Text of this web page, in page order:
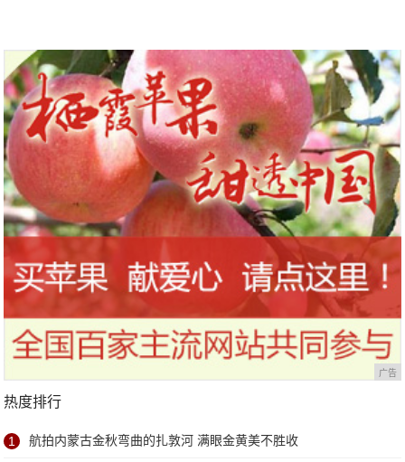
广告
热度排行
1 航拍内蒙古金秋弯曲的扎敦河 满眼金黄美不胜收